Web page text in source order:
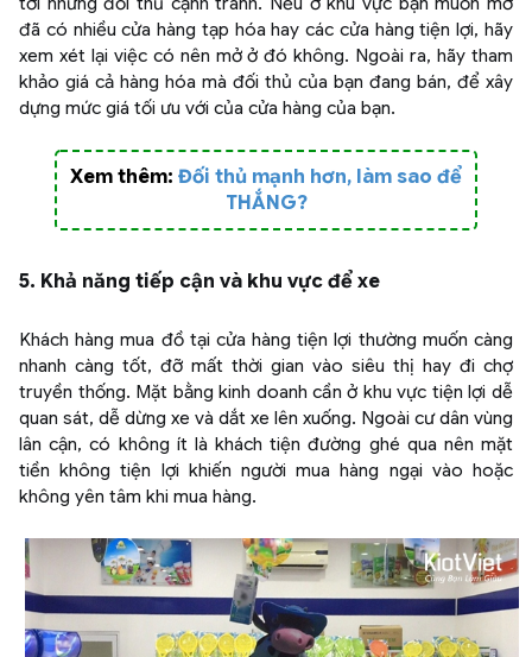
đã có nhiều cửa hàng tạp hóa hay các cửa hàng tiện lợi, hãy
xem xét lại việc có nên mở ở đó không. Ngoài ra, hãy tham
khảo giá cả hàng hóa mà đối thủ của bạn đang bán, để xây
dựng mức giá tối ưu với của cửa hàng của bạn.
Xem thêm: Đối thủ mạnh hơn, làm sao để
THẮNG?
5. Khả năng tiếp cận và khu vực để xe
Khách hàng mua đồ tại cửa hàng tiện lợi thường muốn càng
nhanh càng tốt, đỡ mất thời gian vào siêu thị hay đi chợ
truyền thống. Mặt bằng kinh doanh cần ở khu vực tiện lợi dễ
quan sát, dễ dừng xe và dắt xe lên xuống. Ngoài cư dân vùng
lân cận, có không ít là khách tiện đường ghé qua nên mặt
tiền không tiện lợi khiến người mua hàng ngại vào hoặc
không yên tâm khi mua hàng.